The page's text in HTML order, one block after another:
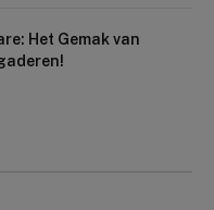
Het Gemak van